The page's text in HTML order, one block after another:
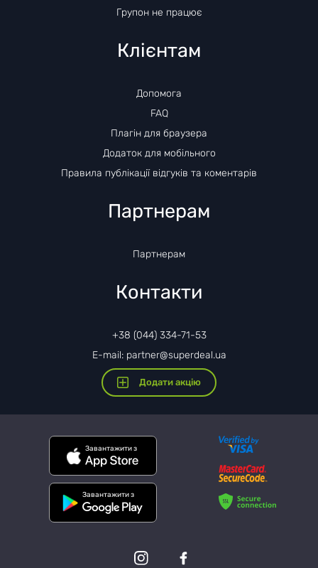
Групон не працює
Клієнтам
Допомога
FAQ
Плагін для браузера
Додаток для мобільного
Правила публікації відгуків та коментарів
Партнерам
Партнерам
Контакти
+38 (044) 334-71-53
E-mail: partner@superdeal.ua
Додати акцію
Завантажити з
Завантажити з